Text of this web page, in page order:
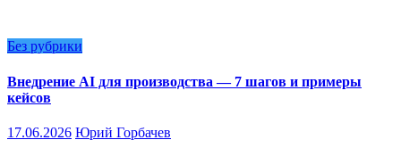
Без рубрики
Внедрение AI для производства — 7 шагов и примеры
кейсов
17.06.2026 Юрий Горбачев